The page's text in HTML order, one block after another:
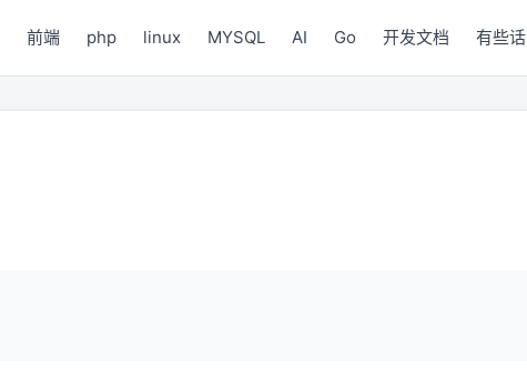
前端 php linux MYSQL AI Go 开发文档 有些话